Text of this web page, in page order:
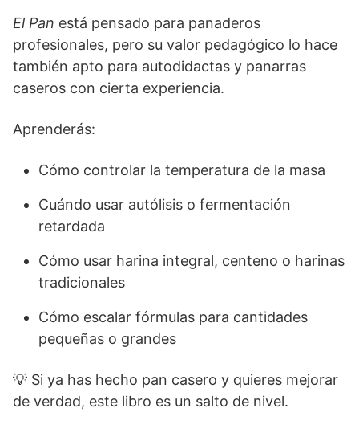
El Pan está pensado para panaderos
profesionales, pero su valor pedagógico lo hace
también apto para autodidactas y panarras
caseros con cierta experiencia.
Aprenderás:
Cómo controlar la temperatura de la masa
Cuándo usar autólisis o fermentación
retardada
Cómo usar harina integral, centeno o harinas
tradicionales
Cómo escalar fórmulas para cantidades
pequeñas o grandes
💡 Si ya has hecho pan casero y quieres mejorar
de verdad, este libro es un salto de nivel.